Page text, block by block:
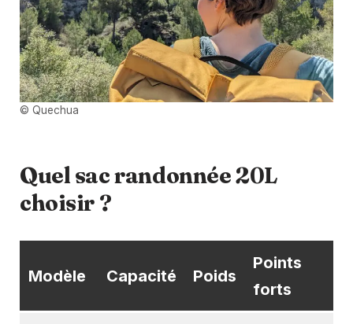
© Quechua
Quel sac randonnée 20L
choisir ?
Modèle Capacité Poids
Points
forts